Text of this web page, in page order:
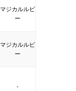
マジカルルビ
ー
マジカルルビ
ー
-